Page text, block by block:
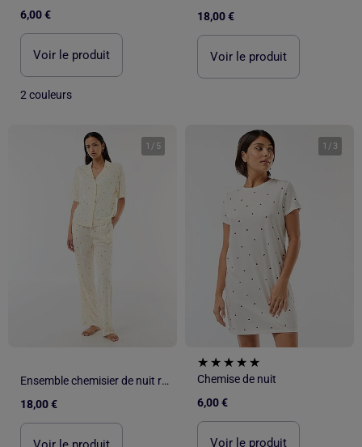
6,00 €
Voir le produit
2 couleurs
18,00 €
Voir le produit
1 / 5
Ensemble chemisier de nuit rayé
18,00 €
1 / 3
Chemise de nuit
6,00 €
Voir le produit